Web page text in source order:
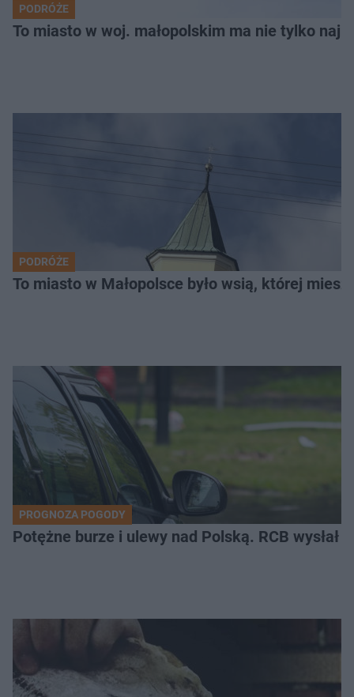
PODRÓŻE
To miasto w woj. małopolskim ma nie tylko
PODRÓŻE
To miasto w Małopolsce było wsią, której
PROGNOZA POGODY
Potężne burze i ulewy nad Polską. RCB